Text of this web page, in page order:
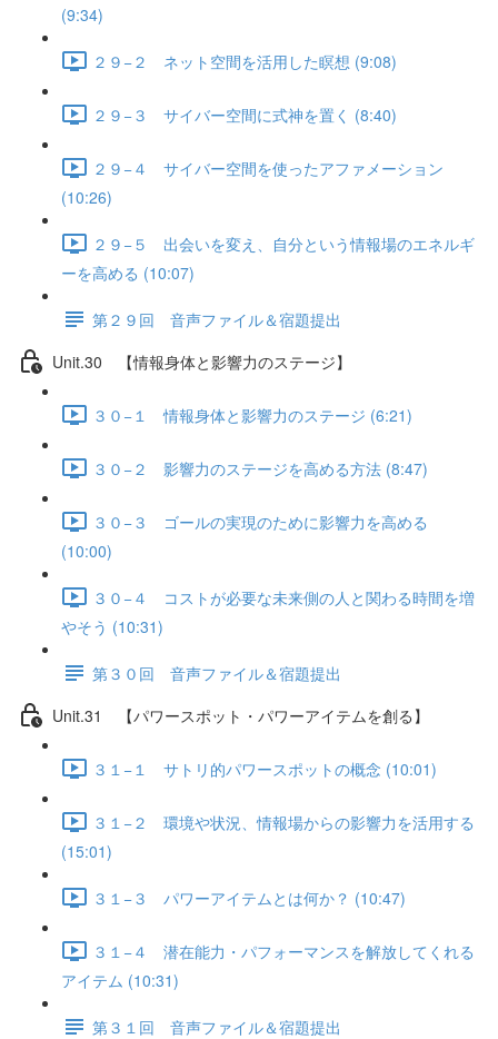
(9:34)
２９−２ ネット空間を活用した瞑想 (9:08)
２９−３ サイバー空間に式神を置く (8:40)
２９−４ サイバー空間を使ったアファメーション
(10:26)
２９−５ 出会いを変え、自分という情報場のエネルギ
ーを高める (10:07)
第２９回 音声ファイル＆宿題提出
Unit.30 【情報身体と影響力のステージ】
３０−１ 情報身体と影響力のステージ (6:21)
３０−２ 影響力のステージを高める方法 (8:47)
３０−３ ゴールの実現のために影響力を高める
(10:00)
３０−４ コストが必要な未来側の人と関わる時間を増
やそう (10:31)
第３０回 音声ファイル＆宿題提出
Unit.31 【パワースポット・パワーアイテムを創る】
３１−１ サトリ的パワースポットの概念 (10:01)
３１−２ 環境や状況、情報場からの影響力を活用する
(15:01)
３１−３ パワーアイテムとは何か？ (10:47)
３１−４ 潜在能力・パフォーマンスを解放してくれる
アイテム (10:31)
第３１回 音声ファイル＆宿題提出